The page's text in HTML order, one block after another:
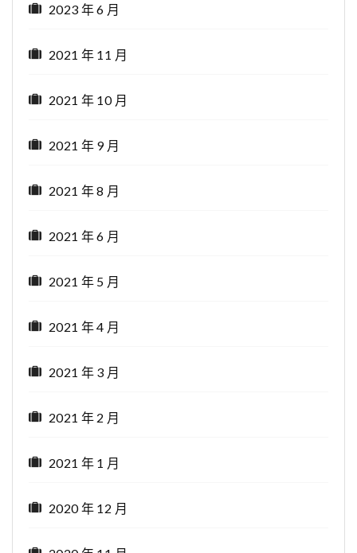
2023 年 6 月
2021 年 11 月
2021 年 10 月
2021 年 9 月
2021 年 8 月
2021 年 6 月
2021 年 5 月
2021 年 4 月
2021 年 3 月
2021 年 2 月
2021 年 1 月
2020 年 12 月